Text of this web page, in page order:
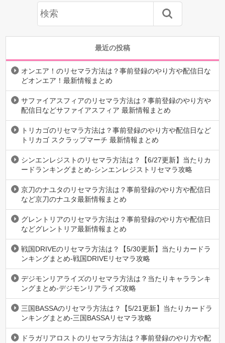
最近の投稿
オンエア！のリセマラ方法は？事前登録のやり方や配信日な
どオンエア！最新情報まとめ
サファイアスフィアのリセマラ方法は？事前登録のやり方や
配信日などサファイアスフィア 最新情報まとめ
トリカゴのリセマラ方法は？事前登録のやり方や配信日など
トリカゴ スクラップマーチ 最新情報まとめ
シンエンレジストのリセマラ方法は？【6/27更新】当たりカ
ードランキングまとめ-シンエンレジストリセマラ攻略
京刀のナユタのリセマラ方法は？事前登録のやり方や配信日
など京刀のナユタ最新情報まとめ
グレントリアのリセマラ方法は？事前登録のやり方や配信日
などグレントリア最新情報まとめ
戦国DRIVEのリセマラ方法は？【5/30更新】当たりカードラ
ンキングまとめ-戦国DRIVEリセマラ攻略
デジモンリアライズのリセマラ方法は？当たりキャラランキ
ングまとめ-デジモンリアライズ攻略
三国BASSAのリセマラ方法は？【5/21更新】当たりカードラ
ンキングまとめ-三国BASSAリセマラ攻略
ドラガリアロストのリセマラ方法は？事前登録のやり方や配